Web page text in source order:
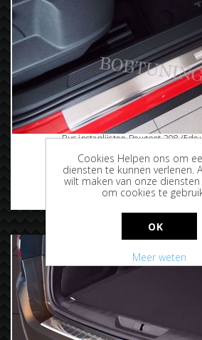
Rvs instaplijsten Peugeot 308
€72,50
Cookies Helpen ons om
diensten te kunnen verlenen.
wilt maken van onze
om cookies te
OK
Meer weten